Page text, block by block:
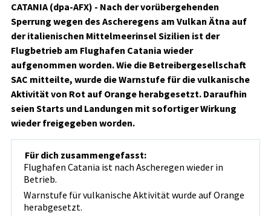
CATANIA (dpa-AFX) - Nach der vorübergehenden
Sperrung wegen des Ascheregens am Vulkan Ätna auf
der italienischen Mittelmeerinsel Sizilien ist der
Flugbetrieb am Flughafen Catania wieder
aufgenommen worden. Wie die Betreibergesellschaft
SAC mitteilte, wurde die Warnstufe für die vulkanische
Aktivität von Rot auf Orange herabgesetzt. Daraufhin
seien Starts und Landungen mit sofortiger Wirkung
wieder freigegeben worden.
Für dich zusammengefasst:
Flughafen Catania ist nach Ascheregen wieder in
Betrieb.
Warnstufe für vulkanische Aktivität wurde auf Orange
herabgesetzt.